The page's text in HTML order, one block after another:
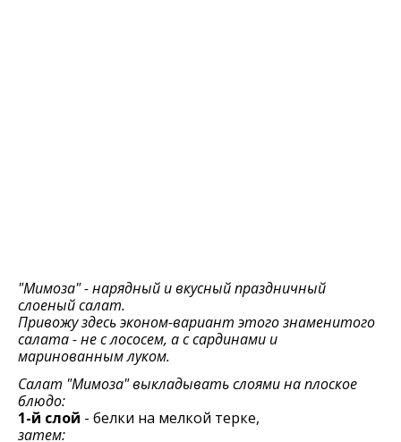
"Мимоза" - нарядный и вкусный праздничный
слоеный салат.
Привожу здесь эконом-вариант этого знаменитого
салата - не с лососем, а с сардинами и
маринованным луком.
Салат "Мимоза" выкладывать слоями на плоское
блюдо:
1-й слой - белки на мелкой терке,
затем: